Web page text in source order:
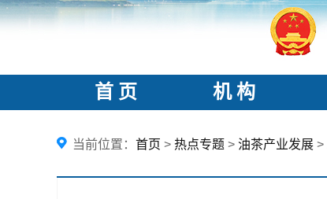
首 页 机 构
当前位置： 首页 > 热点专题 > 油茶产业发展 >